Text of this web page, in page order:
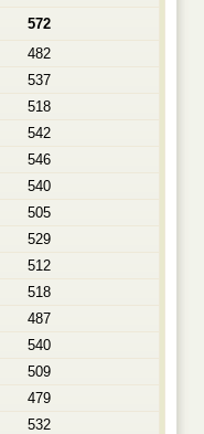
572
482
537
518
542
546
540
505
529
512
518
487
540
509
479
532